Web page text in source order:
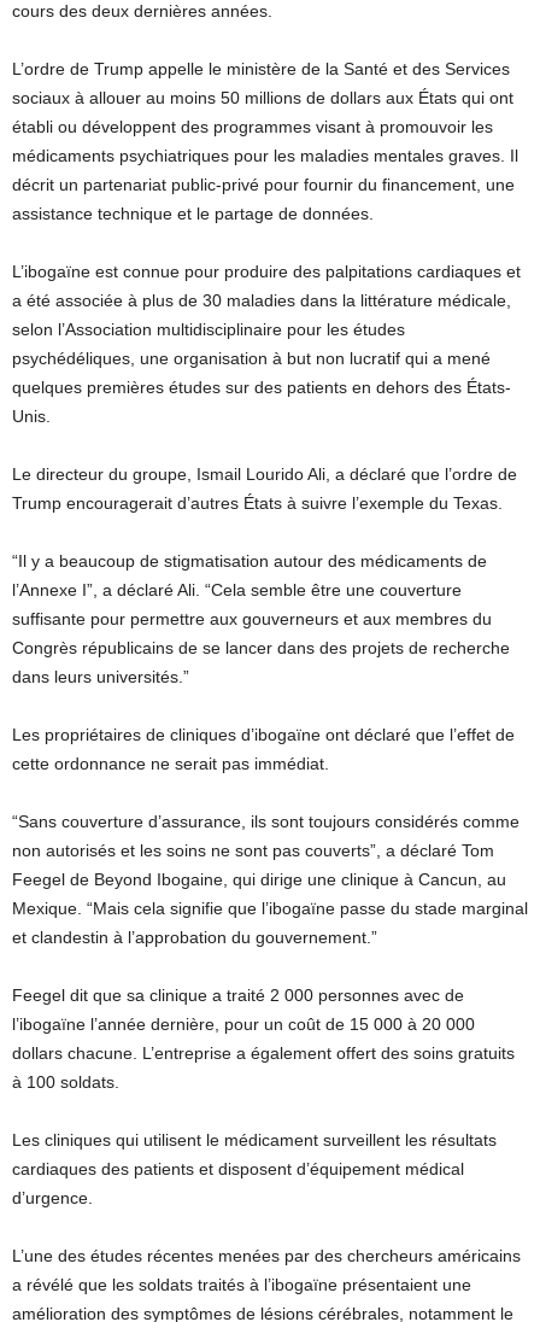
cours des deux dernières années.
L’ordre de Trump appelle le ministère de la Santé et des Services
sociaux à allouer au moins 50 millions de dollars aux États qui ont
établi ou développent des programmes visant à promouvoir les
médicaments psychiatriques pour les maladies mentales graves. Il
décrit un partenariat public-privé pour fournir du financement, une
assistance technique et le partage de données.
L’ibogaïne est connue pour produire des palpitations cardiaques et
a été associée à plus de 30 maladies dans la littérature médicale,
selon l’Association multidisciplinaire pour les études
psychédéliques, une organisation à but non lucratif qui a mené
quelques premières études sur des patients en dehors des États-
Unis.
Le directeur du groupe, Ismail Lourido Ali, a déclaré que l’ordre de
Trump encouragerait d’autres États à suivre l’exemple du Texas.
“Il y a beaucoup de stigmatisation autour des médicaments de
l’Annexe I”, a déclaré Ali. “Cela semble être une couverture
suffisante pour permettre aux gouverneurs et aux membres du
Congrès républicains de se lancer dans des projets de recherche
dans leurs universités.”
Les propriétaires de cliniques d’ibogaïne ont déclaré que l’effet de
cette ordonnance ne serait pas immédiat.
“Sans couverture d’assurance, ils sont toujours considérés comme
non autorisés et les soins ne sont pas couverts”, a déclaré Tom
Feegel de Beyond Ibogaine, qui dirige une clinique à Cancun, au
Mexique. “Mais cela signifie que l’ibogaïne passe du stade marginal
et clandestin à l’approbation du gouvernement.”
Feegel dit que sa clinique a traité 2 000 personnes avec de
l’ibogaïne l’année dernière, pour un coût de 15 000 à 20 000
dollars chacune. L’entreprise a également offert des soins gratuits
à 100 soldats.
Les cliniques qui utilisent le médicament surveillent les résultats
cardiaques des patients et disposent d’équipement médical
d’urgence.
L’une des études récentes menées par des chercheurs américains
a révélé que les soldats traités à l’ibogaïne présentaient une
amélioration des symptômes de lésions cérébrales, notamment le